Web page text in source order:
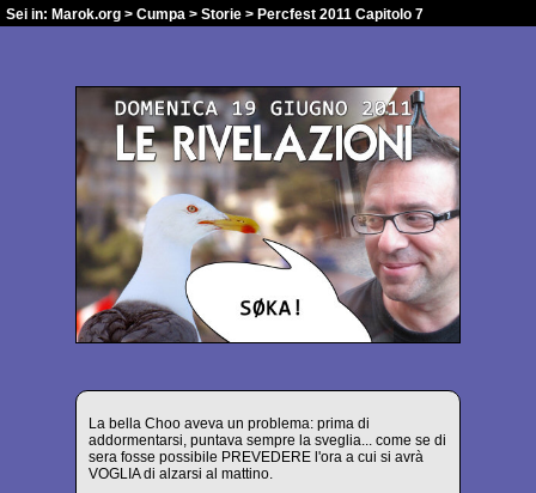
Sei in: Marok.org > Cumpa > Storie > Percfest 2011 Capitolo 7
La bella Choo aveva un problema: prima di
addormentarsi, puntava sempre la sveglia... come se di
sera fosse possibile PREVEDERE l'ora a cui si avrà
VOGLIA di alzarsi al mattino.